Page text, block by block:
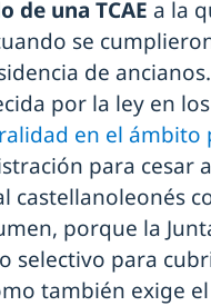
de una TCAE a la
se
de
por la ley en
en el ámbito
para cesar
castellanoleonés
porque la
selectivo para
también exige